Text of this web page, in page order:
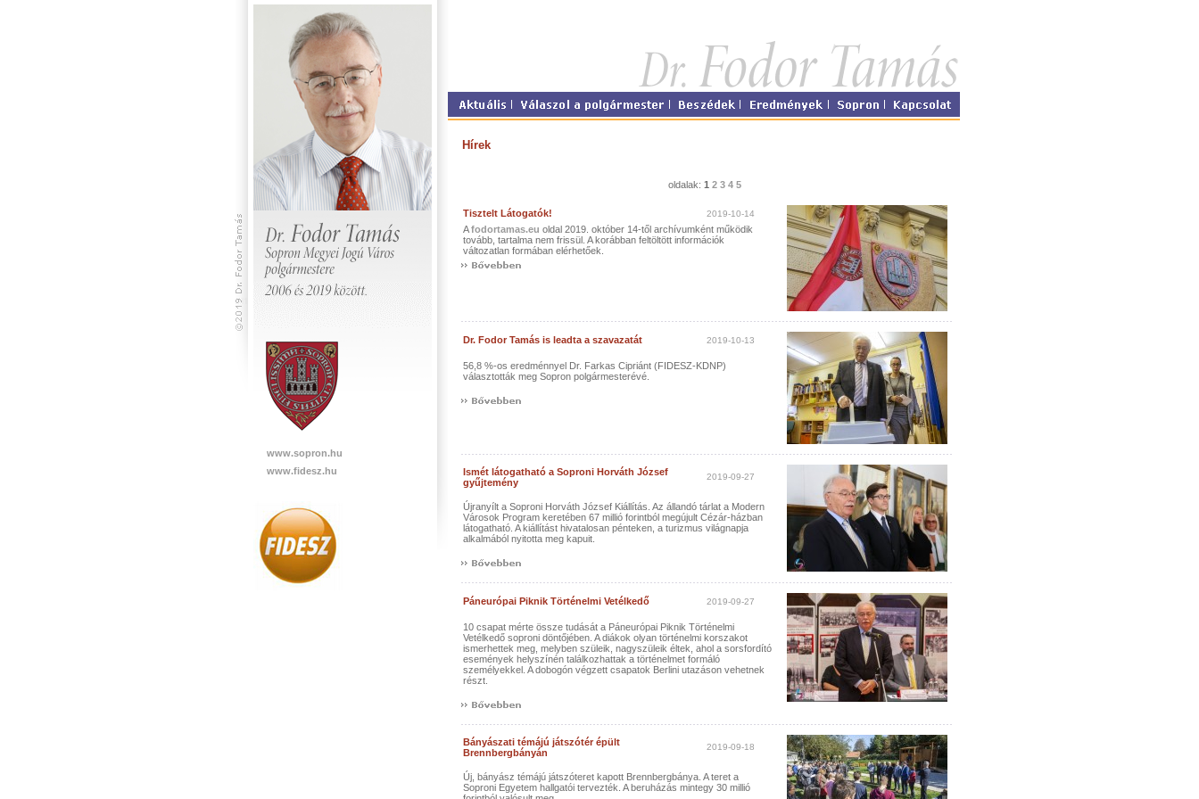
www.sopron.hu
www.fidesz.hu
Hírek
oldalak: 1 2 3 4 5
Tisztelt Látogatók! 2019-10-14
Afodortamas.eu oldal 2019. október 14-től archívumként működik
tovább, tartalma nem frissül. A korábban feltöltött információk
változatlan formában elérhetőek.
Dr. Fodor Tamás is leadta a szavazatát 2019-10-13
56,8 %-os eredménnyel Dr. Farkas Cipriánt (FIDESZ-KDNP)
választották meg Sopron polgármesterévé.
Ismét látogatható a Soproni Horváth József
gyűjtemény
2019-09-27
Újranyílt a Soproni Horváth József Kiállítás. Az állandó tárlat a Modern
Városok Program keretében 67 millió forintból megújult Cézár-házban
látogatható. A kiállítást hivatalosan pénteken, a turizmus világnapja
alkalmából nyitotta meg kapuit.
Páneurópai Piknik Történelmi Vetélkedő 2019-09-27
10 csapat mérte össze tudását a Páneurópai Piknik Történelmi
Vetélkedő soproni döntőjében. A diákok olyan történelmi korszakot
ismerhettek meg, melyben szüleik, nagyszüleik éltek, ahol a sorsfordító
események helyszínén találkozhattak a történelmet formáló
személyekkel. A dobogón végzett csapatok Berlini utazáson vehetnek
részt.
Bányászati témájú játszótér épült
Brennbergbányán
2019-09-18
Új, bányász témájú játszóteret kapott Brennbergbánya. A teret a
Soproni Egyetem hallgatói tervezték. A beruházás mintegy 30 millió